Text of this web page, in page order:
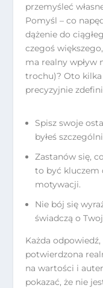
przemyśleć
Pomyśl – co
dążenie do
czegoś
ma realny wpływ
trochu)? Oto
precyzyjnie
Spisz swoje
byłeś
Zastanów się,
to być kluczem
motywacji.
Nie bój się
świadczą o
Każda
potwierdzona
na wartości i
pokazać, że nie